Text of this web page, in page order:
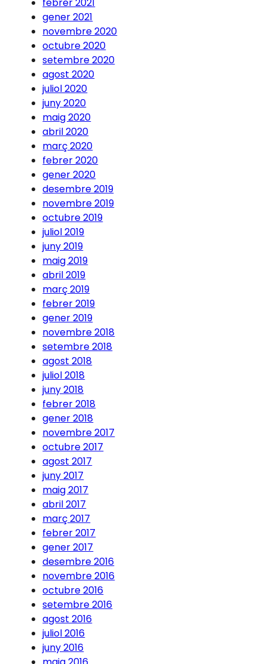
gener 2021
novembre 2020
octubre 2020
setembre 2020
agost 2020
juliol 2020
juny 2020
maig 2020
abril 2020
març 2020
febrer 2020
gener 2020
desembre 2019
novembre 2019
octubre 2019
juliol 2019
juny 2019
maig 2019
abril 2019
març 2019
febrer 2019
gener 2019
novembre 2018
setembre 2018
agost 2018
juliol 2018
juny 2018
febrer 2018
gener 2018
novembre 2017
octubre 2017
agost 2017
juny 2017
maig 2017
abril 2017
març 2017
febrer 2017
gener 2017
desembre 2016
novembre 2016
octubre 2016
setembre 2016
agost 2016
juliol 2016
juny 2016